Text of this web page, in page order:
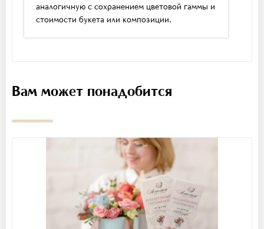
аналогичную с сохранением цветовой гаммы и
стоимости букета или композиции.
Вам может понадобится